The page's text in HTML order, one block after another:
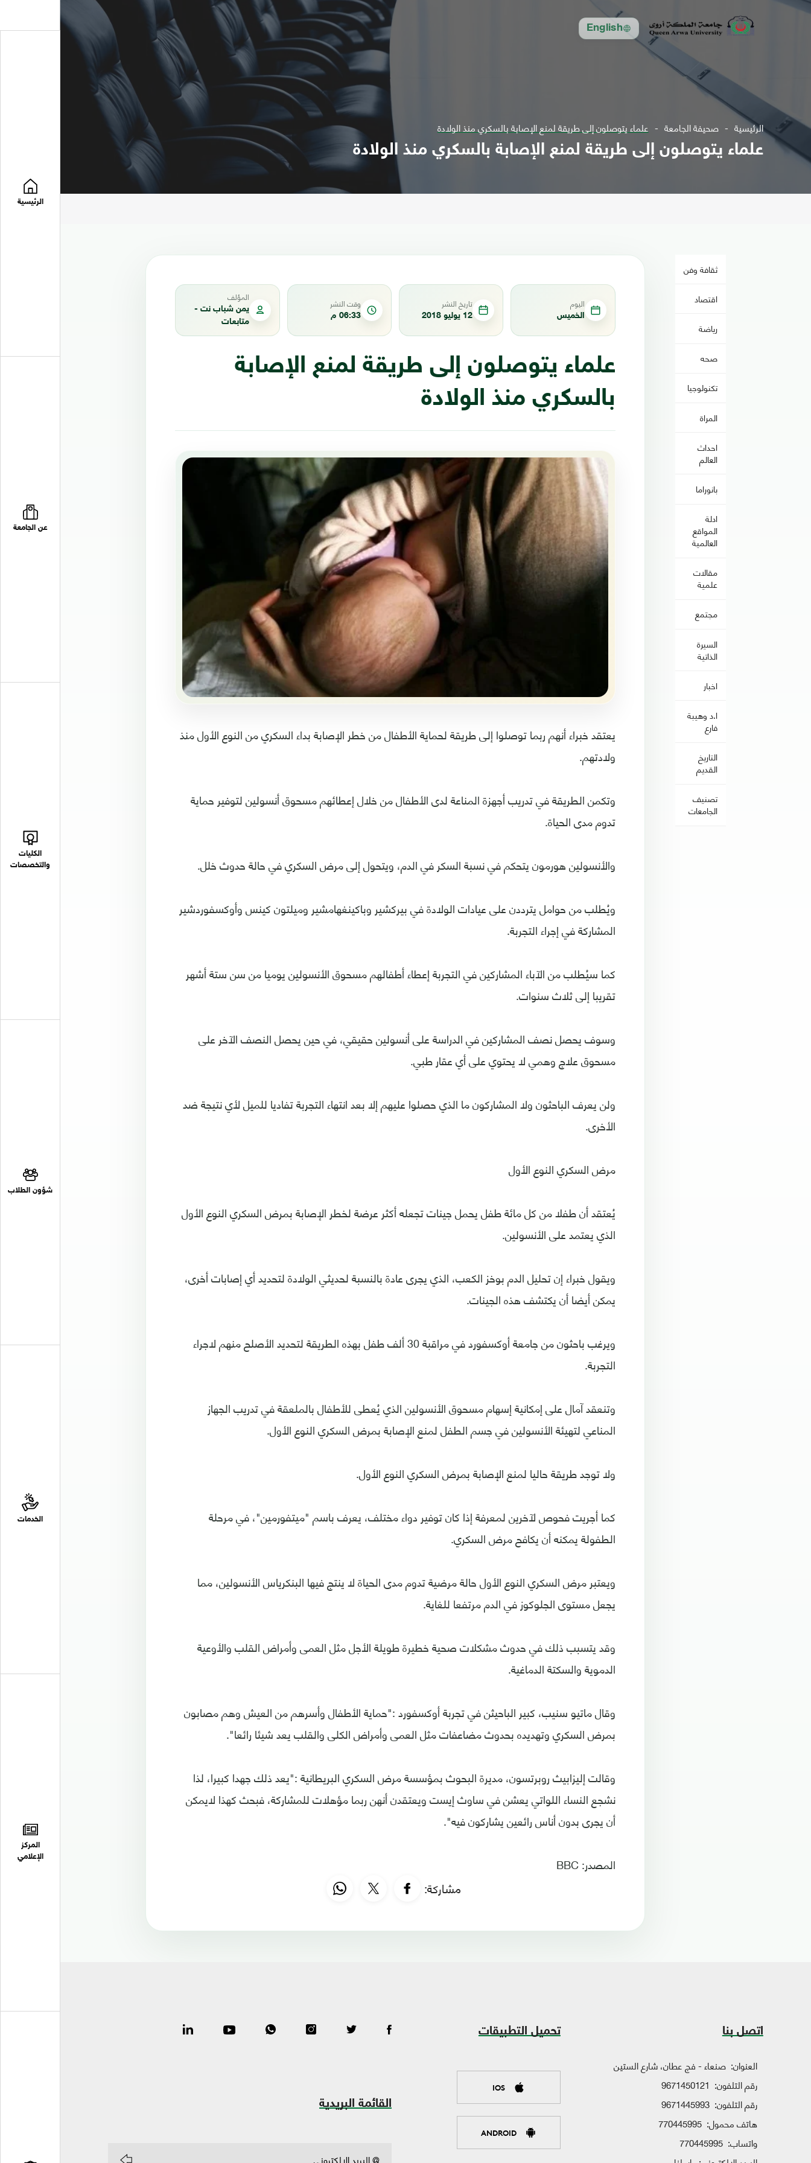
English
الرئيسية
عن الجامعة
الكليات
والتخصصات
شؤون الطلاب
الخدمات
المركز
الإعلامي
الرئيسية صحيفة الجامعة علماء يتوصلون إلى طريقة لمنع الإصابة بالسكري منذ الولادة
علماء يتوصلون إلى طريقة لمنع الإصابة بالسكري منذ الولادة
ثقافة وفن
اقتصاد
رياضة
صحه
تكنولوجيا
المراة
احداث
العالم
بانوراما
ادلة
المواقع
العالمية
مقالات
علمية
مجتمع
السيرة
الذاتية
اخبار
ا.د وهيبة
فارع
التاريخ
القديم
تصنيف
الجامعات
اليوم
الخميس
تاريخ النشر
12 يوليو 2018
وقت النشر
06:33 م
المؤلف
يمن شباب نت -
متابعات
علماء يتوصلون إلى طريقة لمنع الإصابة
بالسكري منذ الولادة
يعتقد خبراء أنهم ربما توصلوا إلى طريقة لحماية الأطفال من خطر الإصابة بداء السكري من النوع الأول منذ
ولادتهم.
وتكمن الطريقة في تدريب أجهزة المناعة لدى الأطفال من خلال إعطائهم مسحوق أنسولين لتوفير حماية
تدوم مدى الحياة.
والأنسولين هورمون يتحكم في نسبة السكر في الدم، ويتحول إلى مرض السكري في حالة حدوث خلل.
ويُطلب من حوامل يترددن على عيادات الولادة في بيركشير وباكينغهامشير وميلتون كينس وأوكسفوردشير
المشاركة في إجراء التجربة.
كما سيُطلب من الآباء المشاركين في التجربة إعطاء أطفالهم مسحوق الأنسولين يوميا من سن ستة أشهر
تقريبا إلى ثلاث سنوات.
وسوف يحصل نصف المشاركين في الدراسة على أنسولين حقيقي، في حين يحصل النصف الآخر على
مسحوق علاج وهمي لا يحتوي على أي عقار طبي.
ولن يعرف الباحثون ولا المشاركون ما الذي حصلوا عليهم إلا بعد انتهاء التجربة تفاديا للميل لأي نتيجة ضد
الأخرى.
مرض السكري النوع الأول
يُعتقد أن طفلا من كل مائة طفل يحمل جينات تجعله أكثر عرضة لخطر الإصابة بمرض السكري النوع الأول
الذي يعتمد على الأنسولين.
ويقول خبراء إن تحليل الدم بوخز الكعب، الذي يجرى عادة بالنسبة لحديثي الولادة لتحديد أي إصابات أخرى،
يمكن أيضا أن يكتشف هذه الجينات.
ويرغب باحثون من جامعة أوكسفورد في مراقبة 30 ألف طفل بهذه الطريقة لتحديد الأصلح منهم لاجراء
التجربة.
وتنعقد آمال على إمكانية إسهام مسحوق الأنسولين الذي يُعطى للأطفال بالملعقة في تدريب الجهاز
المناعي لتهيئة الأنسولين في جسم الطفل لمنع الإصابة بمرض السكري النوع الأول.
ولا توجد طريقة حاليا لمنع الإصابة بمرض السكري النوع الأول.
كما أجريت فحوص لآخرين لمعرفة إذا كان توفير دواء مختلف، يعرف باسم "ميتفورمين"، في مرحلة
الطفولة يمكنه أن يكافح مرض السكري.
ويعتبر مرض السكري النوع الأول حالة مرضية تدوم مدى الحياة لا ينتج فيها البنكرياس الأنسولين، مما
يجعل مستوى الجلوكوز في الدم مرتفعا للغاية.
وقد يتسبب ذلك في حدوث مشكلات صحية خطيرة طويلة الأجل مثل العمى وأمراض القلب والأوعية
الدموية والسكتة الدماغية.
وقال ماتيو سنيب، كبير الباحيثن في تجربة أوكسفورد :"حماية الأطفال وأسرهم من العيش وهم مصابون
بمرض السكري وتهديده بحدوث مضاعفات مثل العمى وأمراض الكلى والقلب يعد شيئا رائعا".
وقالت إليزابيث روبرتسون، مديرة البحوث بمؤسسة مرض السكري البريطانية :"يعد ذلك جهدا كبيرا، لذا
نشجع النساء اللواتي يعشن في ساوث إيست ويعتقدن أنهن ربما مؤهلات للمشاركة، فبحث كهذا لايمكن
أن يجرى بدون أناس رائعين يشاركون فيه".
المصدر: BBC
مشاركة:
اتصل بنا
العنوان: صنعاء - فج عطان، شارع الستين
رقم التلفون: 9671450121
رقم التلفون: 9671445993
هاتف محمول: 770445995
واتساب: 770445995
تحميل التطبيقات
IOS
ANDROID
القائمة البريدية